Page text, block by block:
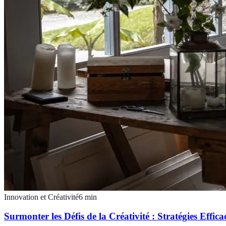
Innovation et Créativité6 min
Surmonter les Défis de la Créativité : Stratégies